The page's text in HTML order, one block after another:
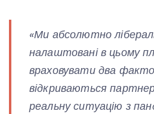
«Ми абсолютно
налаштовані в цьому
враховувати два
відкриваються
реальну ситуацію з